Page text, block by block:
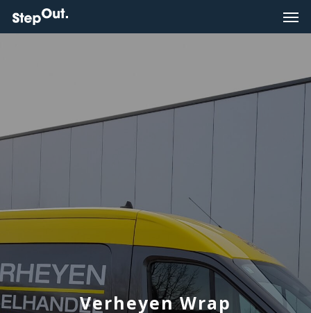
Verheyen Wrap